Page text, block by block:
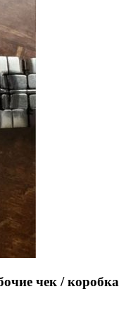
чек / коробка